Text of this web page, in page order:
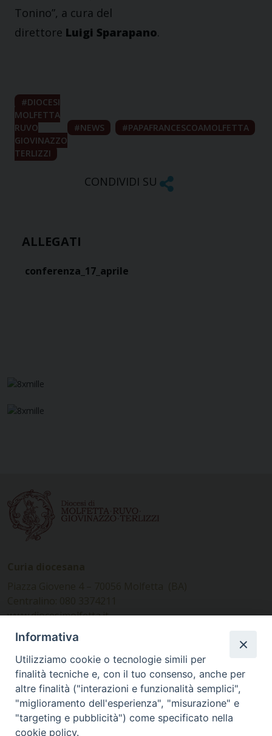
Tonino”, a cura del
direttore Luigi Sparapano.
DIOCESI
MOLFETTA
RUVO
GIOVINAZZO
TERLIZZI
NEWS PAPAFRANCESCOAMOLFETTA
CONDIVIDI SU
ALLEGATI
conferenza_17_aprile
www.diocesimolfetta.it –
diocesimolfetta@pec.chiesacattolica.it
Ufficio Comunicazioni sociali
Piazza Giovene 4 – 70056 Molfetta (BA)
comunicazionisociali@diocesimolfetta.it
Informativa
Utilizziamo cookie o tecnologie simili per
finalità tecniche e, con il tuo consenso, anche per
altre finalità ("interazioni e funzionalità semplici",
"miglioramento dell'esperienza", "misurazione" e
"targeting e pubblicità") come specificato nella
cookie policy.